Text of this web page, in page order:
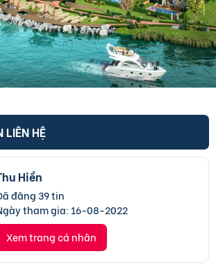
LIÊN HỆ
Hiền
đăng 39 tin
tham gia: 16-08-2022
Xem trang cá nhân